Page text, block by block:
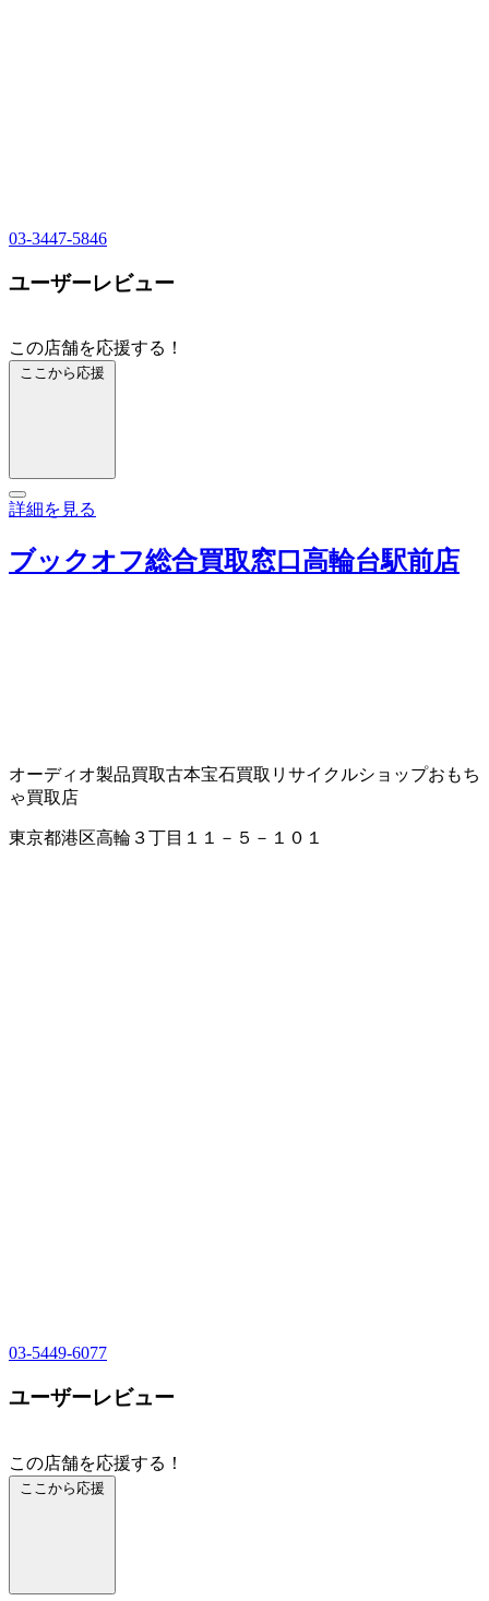
03-3447-5846
ユーザーレビュー
この店舗を応援する！
ここから応援
詳細を見る
ブックオフ総合買取窓口高輪台駅前店
オーディオ製品買取古本宝石買取 リサイクルショップおもち
ゃ買取店
東京都港区高輪３丁目１１－５－１０１
03-5449-6077
ユーザーレビュー
この店舗を応援する！
ここから応援